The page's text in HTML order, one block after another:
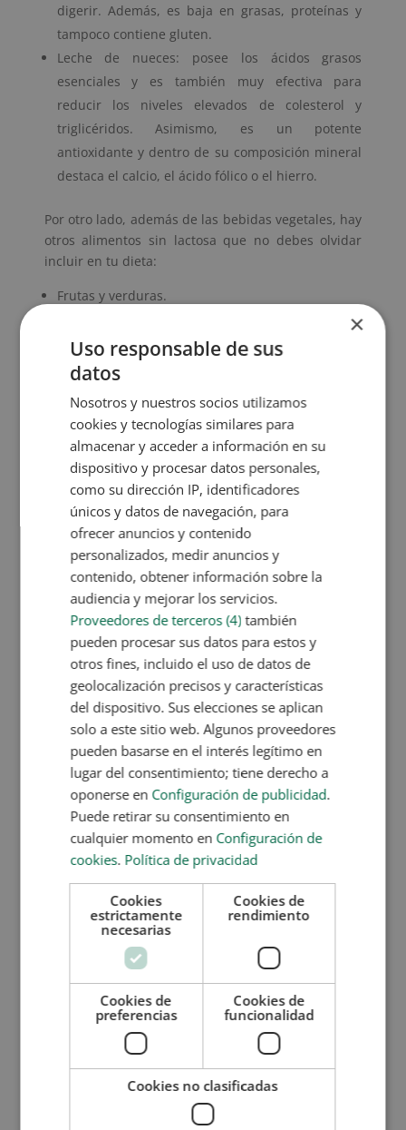
digerir. Además, es baja en grasas, proteínas y
tampoco contiene gluten.
Leche de nueces: posee los ácidos grasos
esenciales y es también muy efectiva para
reducir los niveles elevados de colesterol y
triglicéridos. Asimismo, es un potente
antioxidante y dentro de su composición mineral
destaca el calcio, el ácido fólico o el hierro.
Por otro lado, además de las bebidas vegetales, hay
otros alimentos sin lactosa que no debes olvidar
incluir en tu dieta:
Frutas y verduras.
Frutos secos.
Huevos.
Carnes.
Pasta.
Arroz.
Alimentos con lactosa oculta
Uno de los problemas que tienen los intolerantes a
diario es que hay muchos productos que tienen
lactosa ocultay no lo parecen. Estos son algunos
de ellos:
Productos de consumo inmediato
un producto. Por lo, habitualmente, se emplea en
preparados instantáneos como cafés, sopas y
purés. Incluso, algunos wasabis y aderezos también
pueden contenerla.
Carnes
A menudo se puede utilizar en carne picada,
salsichas y hamburguesas en form de conservante.
Helados
Muchos helados bajos en grasas pueden contener
×
Uso responsable de sus
datos
Nosotros y nuestros socios utilizamos
cookies y tecnologías similares para
almacenar y acceder a información en su
dispositivo y procesar datos personales,
como su dirección IP, identificadores
únicos y datos de navegación, para
ofrecer anuncios y contenido
personalizados, medir anuncios y
contenido, obtener información sobre la
audiencia y mejorar los servicios.
Proveedores de terceros (4) también
pueden procesar sus datos para estos y
otros fines, incluido el uso de datos de
geolocalización precisos y características
del dispositivo. Sus elecciones se aplican
solo a este sitio web. Algunos proveedores
pueden basarse en el interés legítimo en
lugar del consentimiento; tiene derecho a
oponerse en Configuración de publicidad.
Puede retirar su consentimiento en
cualquier momento en Configuración de
cookies. Política de privacidad
Cookies
estrictamente
necesarias
Cookies de
rendimiento
Cookies de
preferencias
Cookies de
funcionalidad
Cookies no clasificadas